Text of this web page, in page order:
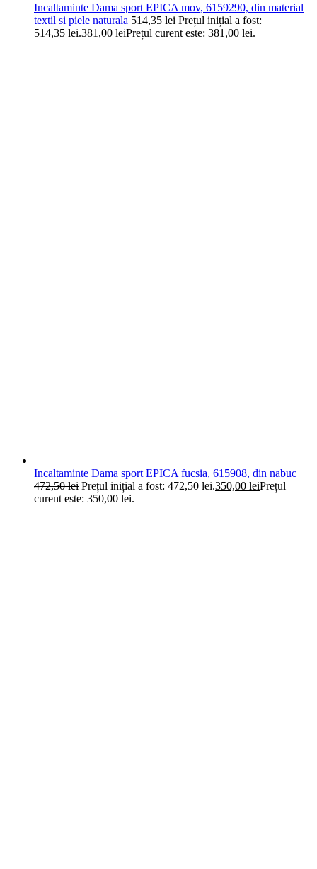
Incaltaminte Dama sport EPICA mov, 6159290, din material
textil si piele naturala 514,35lei Prețul inițial a fost:
514,35 lei.381,00 leiPrețul curent este: 381,00 lei.
Incaltaminte Dama sport EPICA fucsia, 615908, din nabuc
472,50lei Prețul inițial a fost: 472,50 lei.350,00 leiPrețul
curent este: 350,00 lei.